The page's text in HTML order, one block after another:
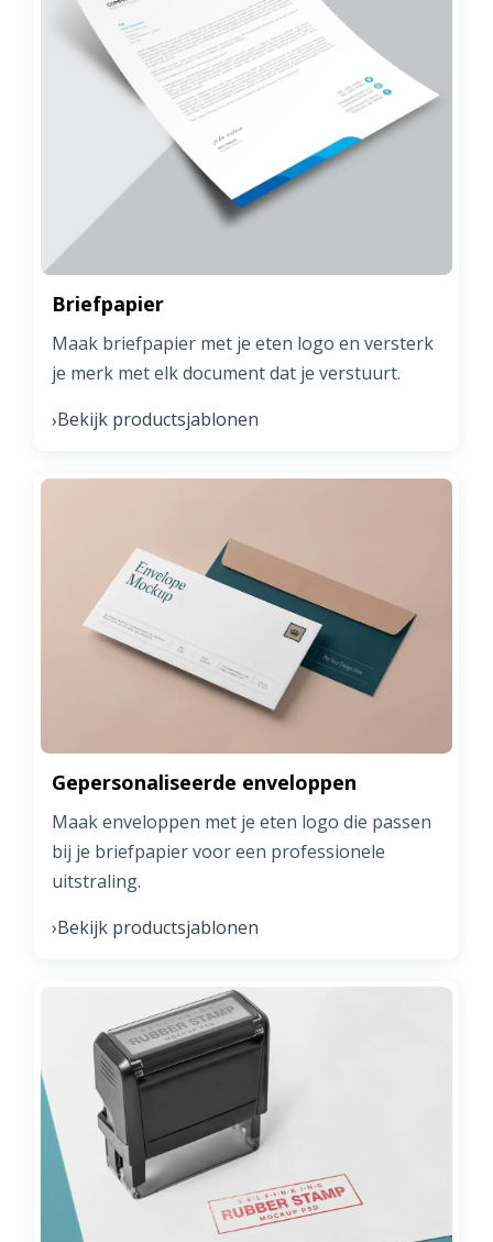
Briefpapier
Maak briefpapier met je eten logo en versterk
je merk met elk document dat je verstuurt.
›Bekijk productsjablonen
Gepersonaliseerde enveloppen
Maak enveloppen met je eten logo die passen
bij je briefpapier voor een professionele
uitstraling.
›Bekijk productsjablonen